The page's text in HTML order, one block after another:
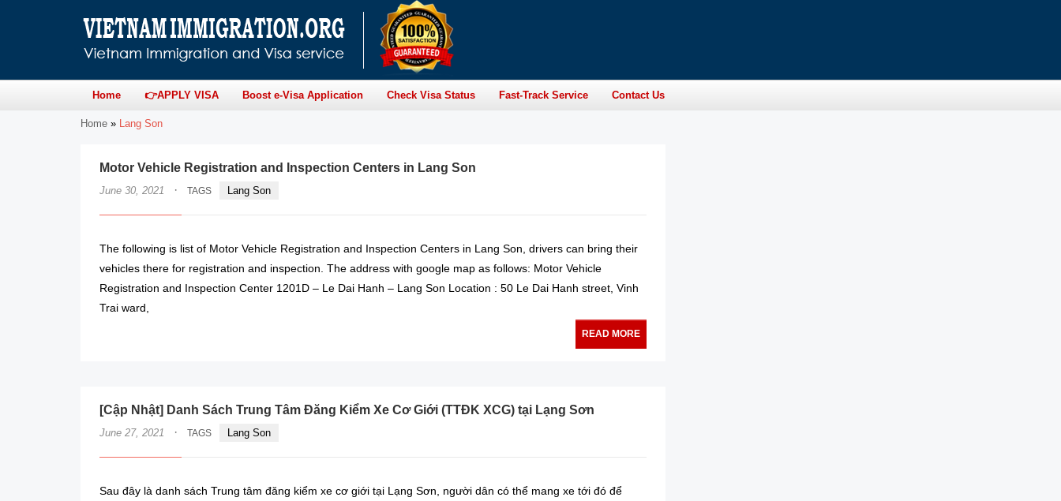
Home 👉APPLY VISA Boost e-Visa Application Check Visa Status Fast-Track Service Contact Us
Home » Lang Son
Motor Vehicle Registration and Inspection Centers in Lang Son
June 30, 2021 · TAGS Lang Son
The following is list of Motor Vehicle Registration and Inspection Centers in Lang Son, drivers can bring their
vehicles there for registration and inspection. The address with google map as follows: Motor Vehicle
Registration and Inspection Center 1201D – Le Dai Hanh – Lang Son Location : 50 Le Dai Hanh street, Vinh
Trai ward,
READ MORE
[Cập Nhật] Danh Sách Trung Tâm Đăng Kiểm Xe Cơ Giới (TTĐK XCG) tại Lạng Sơn
June 27, 2021 · TAGS Lang Son
Sau đây là danh sách Trung tâm đăng kiểm xe cơ giới tại Lạng Sơn, người dân có thể mang xe tới đó để